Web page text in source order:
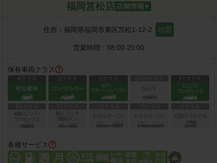
福岡筥松店
住所： 福岡県福岡市東区筥松1-12-2 地図
営業時間： 08:00-20:00
保有車両クラス
各種サービス